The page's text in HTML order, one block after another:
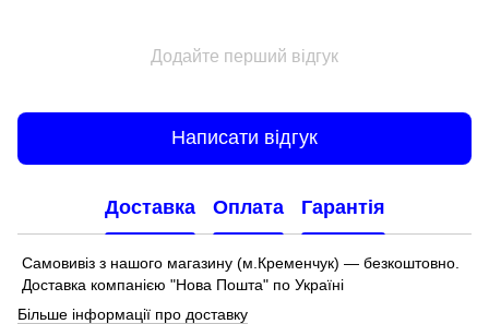
Додайте перший відгук
Написати відгук
Доставка Оплата Гарантія
Самовивіз з нашого магазину (м.Кременчук) — безкоштовно.
Доставка компанією "Нова Пошта" по Україні
Більше інформації про доставку